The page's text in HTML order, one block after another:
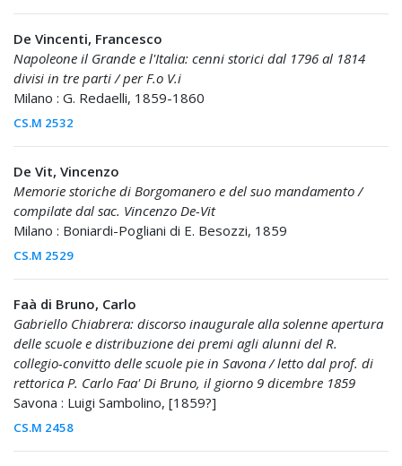
De Vincenti, Francesco
Napoleone il Grande e l'Italia: cenni storici dal 1796 al 1814
divisi in tre parti / per F.o V.i
Milano : G. Redaelli, 1859-1860
CS.M 2532
De Vit, Vincenzo
Memorie storiche di Borgomanero e del suo mandamento /
compilate dal sac. Vincenzo De-Vit
Milano : Boniardi-Pogliani di E. Besozzi, 1859
CS.M 2529
Faà di Bruno, Carlo
Gabriello Chiabrera: discorso inaugurale alla solenne apertura
delle scuole e distribuzione dei premi agli alunni del R.
collegio-convitto delle scuole pie in Savona / letto dal prof. di
rettorica P. Carlo Faa' Di Bruno, il giorno 9 dicembre 1859
Savona : Luigi Sambolino, [1859?]
CS.M 2458